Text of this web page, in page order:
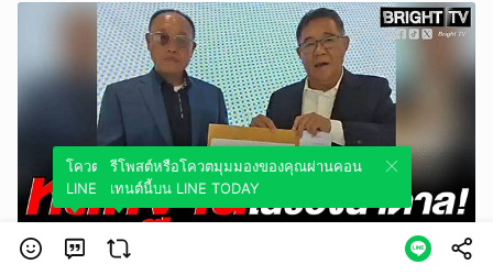
วิดีโอ
โควตมุมมองของคุณผ่านคอนเทนต์นี้บน
LINE TODAY
รีโพสต์หรือโควตมุมมองของคุณผ่านคอน
เทนต์นี้บน LINE TODAY